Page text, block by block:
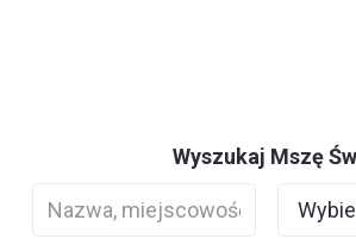
Wyszukaj Mszę